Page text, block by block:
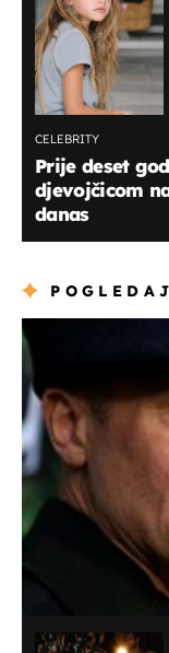
CELEBRITY
Prije deset
djevojčicom
danas
POGLEDAJ